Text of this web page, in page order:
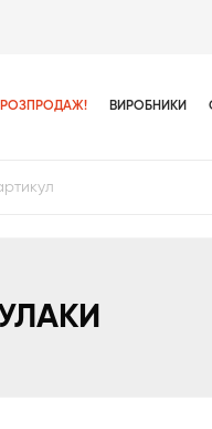
РОЗПРОДАЖ! ВИРОБНИКИ